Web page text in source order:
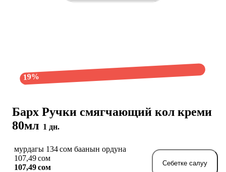
Барх Ручки смягчающий кол креми
80мл 1 дн.
19%
мурдагы 134 сом баанын ордуна
107,49 сом
107,49 сом
Себетке салуу